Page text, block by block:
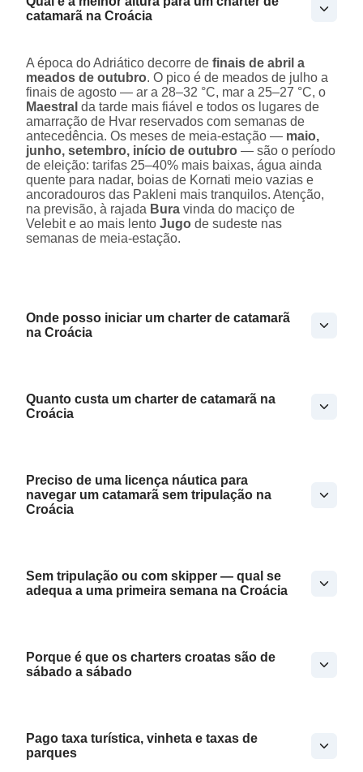
catamarã na Croácia
A época do Adriático decorre de finais de abril a
meados de outubro. O pico é de meados de julho a
finais de agosto — ar a 28–32 °C, mar a 25–27 °C, o
Maestral da tarde mais fiável e todos os lugares de
amarração de Hvar reservados com semanas de
antecedência. Os meses de meia-estação — maio,
junho, setembro, início de outubro — são o período
de eleição: tarifas 25–40% mais baixas, água ainda
quente para nadar, boias de Kornati meio vazias e
ancoradouros das Pakleni mais tranquilos. Atenção,
na previsão, à rajada Bura vinda do maciço de
Velebit e ao mais lento Jugo de sudeste nas
semanas de meia-estação.
Onde posso iniciar um charter de catamarã
na Croácia
Quanto custa um charter de catamarã na
Croácia
Preciso de uma licença náutica para
navegar um catamarã sem tripulação na
Croácia
Sem tripulação ou com skipper — qual se
adequa a uma primeira semana na Croácia
Porque é que os charters croatas são de
sábado a sábado
Pago taxa turística, vinheta e taxas de
parques